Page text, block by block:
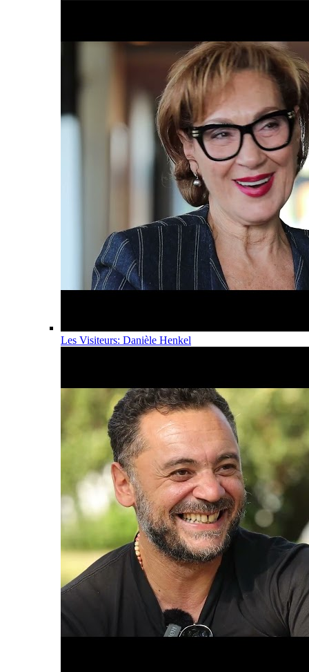
Les Visiteurs: Danièle Henkel